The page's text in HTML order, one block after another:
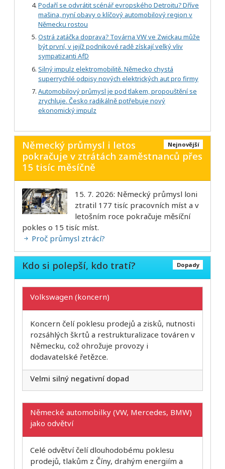
Podaří se odvrátit scénář evropského Detroitu? Dříve
mašina, nyní obavy o klíčový automobilový region v
Německu rostou
Ostrá zatáčka doprava? Továrna VW ve Zwickau může
být první, v jejíž podnikové radě získají velký vliv
sympatizanti AfD
Silný impulz elektromobilitě. Německo chystá
superrychlé odpisy nových elektrických aut pro firmy
Automobilový průmysl je pod tlakem, propouštění se
zrychluje. Česko radikálně potřebuje nový
ekonomický impulz
Nejnovější
Německý průmysl i letos
pokračuje v ztrátách zaměstnanců přes
15 tisíc měsíčně
15. 7. 2026: Německý průmysl loni
ztratil 177 tisíc pracovních míst a v
letošním roce pokračuje měsíční
pokles o 15 tisíc míst.
Proč průmysl ztrácí?
Dopady
Kdo si polepší, kdo tratí?
Volkswagen (koncern)
Koncern čelí poklesu prodejů a zisků, nutnosti
rozsáhlých škrtů a restrukturalizace továren v
Německu, což ohrožuje provozy i
dodavatelské řetězce.
Velmi silný negativní dopad
Německé automobilky (VW, Mercedes, BMW)
jako odvětví
Celé odvětví čelí dlouhodobému poklesu
prodejů, tlakům z Číny, drahým energiím a